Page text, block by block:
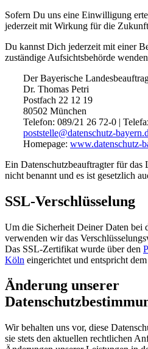
Sofern Du uns eine Einwilligung
jederzeit mit Wirkung für die
Du kannst Dich jederzeit mit einer
zuständige Aufsichtsbehörde
Der Bayerische
Dr. Thomas Petri
Postfach 22 12 19
80502 München
Telefon: 089/21 26 72-0 |
poststelle@datenschutz-
Homepage: www.datenschutz-
Ein Datenschutzbeauftragter für
nicht benannt und es ist gesetzlich
SSL-Verschlüsselung
Um die Sicherheit Deiner Daten bei
verwenden wir das
Das SSL-Zertifikat wurde über den
Köln eingerichtet und entspricht
Änderung unserer
Wir behalten uns vor, diese
sie stets den aktuellen rechtlichen